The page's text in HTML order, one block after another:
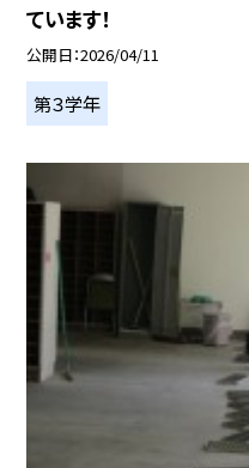
ています！
公開日 2026/04/11
第３学年